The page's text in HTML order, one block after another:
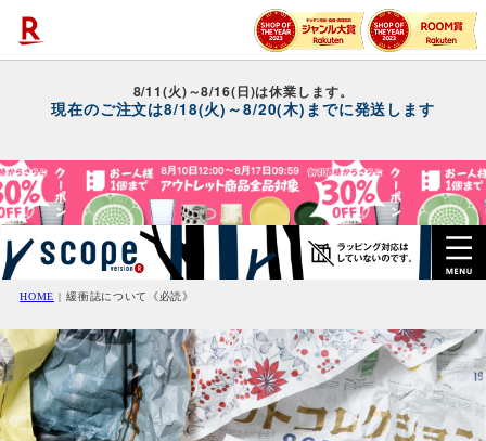
HOME 緩衝誌について《必読》